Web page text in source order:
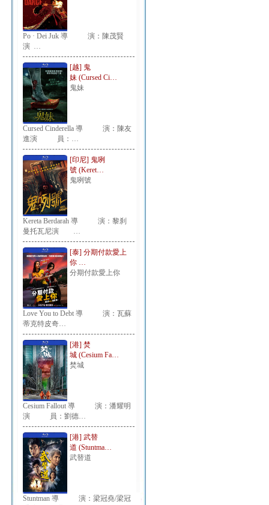
Po · Dei Juk 導 演：陳茂賢
演 …
[越] 鬼
妹 (Cursed Ci…
鬼妹
Cursed Cinderella 導 演：陳友
進演 員：…
[印尼] 鬼咧
號 (Keret…
鬼咧號
Kereta Berdarah 導 演：黎刹
曼托瓦尼演 …
[泰] 分期付款愛上
你 …
分期付款愛上你
Love You to Debt 導 演：瓦蘇
蒂克特皮奇…
[港] 焚
城 (Cesium Fa…
焚城
Cesium Fallout 導 演：潘耀明
演 員：劉德…
[港] 武替
道 (Stuntma…
武替道
Stuntman 導 演：梁冠堯/梁冠